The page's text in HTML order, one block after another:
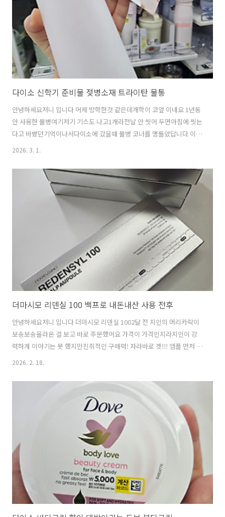
면더 좋았겠지만지금이라도 알게되어 매우 만족! 듀얼 헤드2인용 청진기
쿠팡 와우 월회..
다이소 신학기 준비물 젖병소재 트라이탄 물통
안녕하세요저니 입니다 어제 방학한것 같은데개학이 코앞 이네요 1년동
안 사용한 물병여기저기 기스도 나고1개라전날 안 씻어 두면아침에 씻는
다고 바빴던기억이나서다이소에 갔을때 물병 코너를 맴돌았답니다 이거
다! 매번 마음에 드는게 없었는데내열성이 우수한 젖병소재트라이탄 물
라이탄이란미국 화학업체인이스트만이 개발한원료로써 미국 및 유럽 등
으로부터식품용으로 사용 안전성을 승인 받은환경호르몬 BPA가 함유되
지 않은 소재입니다 품번 1049804품명TR원터치트라이탄물병 2만원 넘
는 제품보다입구나 탄탄함이 조금은 부족했으나오천원 이잖아요! 손잡
이는 됩니다 신학기 준비물물병도 필수잖아요 다이소 젖병소재 트라이
탄 물병1개 사두니씻는거 깜빡 잊은날도아침..
2026. 3. 1.
더마시모 리덴실 100 백프로 내돈내산 사용 전후
안녕하세요저니 입니다 더마시모 리덴실 1002달 전 지인의 머리카락이
보송보송올라온 걸 보고 바로 주문했어요 가격이 가격인지라지인이 강
력하게 이야기는 못 했지만진취적인 구매력! 자라바로 겟!!! 앰플 먼저 구
매했는데너무 빨리 사용되는 느낌이라뒤이어 샴푸도 구매했답니다저는
리띠인가?노란 세안밴드 인가?한 달 반 사용 후기어느쪽 머리숱이 더 많
아 보이나요? 결정하셨나요?어느 쪽 머리숱이 좀 많아 보였나요?비슷하
다고요!!! 노란색 세안밴드가 사용 후 모습입니다 1박스에 앰플 4개가 들
어 있어요앰플 1개는 정수리/머리 양 옆 부분에아껴 바르면 일주일 바를
수 있어요 그러니 바르는 양에 따라1박스를 한 달도 바를 수 있고2주도
바를 수 있답니다..
2026. 2. 18.